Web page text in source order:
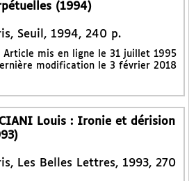
(1994)
Seuil, 1994, 240 p.
Article mis en ligne le 31 juillet 1995
modification le 3 février 2018
Louis : Ironie et dérision
Les Belles Lettres, 1993, 270